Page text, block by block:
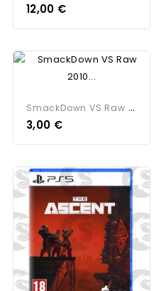
12,00 €
S
MackDown VS Raw 2010...
3,00 €